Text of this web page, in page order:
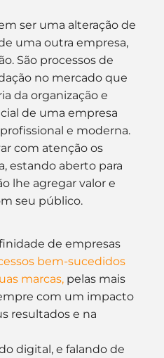
ser uma alteração de
uma outra empresa,
São processos de
no mercado que
da organização e
de uma empresa
e moderna.
com atenção os
estando aberto para
lhe agregar valor e
seu público.
de empresas
bem-sucedidos
marcas, pelas mais
com um impacto
resultados e na
digital, e falando de